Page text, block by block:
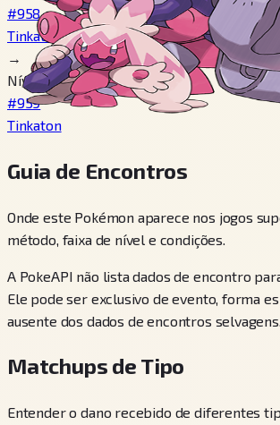
#958
Tinkatuff
→
Nível 38
#959
Tinkaton
Guia de Encontros
Onde este Pokémon aparece nos jogos
método, faixa de nível e condições.
A PokeAPI não lista dados de encontro
Ele pode ser exclusivo de evento, forma
ausente dos dados de encontros selvagens.
Matchups de Tipo
Entender o dano recebido de diferentes